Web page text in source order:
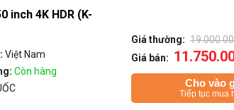
inch 4K HDR (K-
Việt Nam
Còn hàng
Giá thường:
Giá bán:
Cho vào
Tiếp tục mua